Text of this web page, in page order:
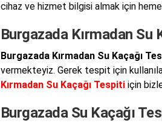
cihaz ve hizmet bilgisi almak için
Burgazada Kırmadan Su
Burgazada Kırmadan Su Kaçağı
vermekteyiz. Gerek tespit için
Kırmadan Su Kaçağı Tespitiiçin
Burgazada Su Kaçağı